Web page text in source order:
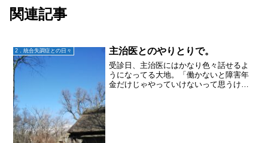
関連記事
2．統合失調症との日々 主治医とのやりとりで。
受診日、主治医にはかなり色々話せるよ
うになってる大地。「働かないと障害年
金だけじゃやっていけないって思うけ